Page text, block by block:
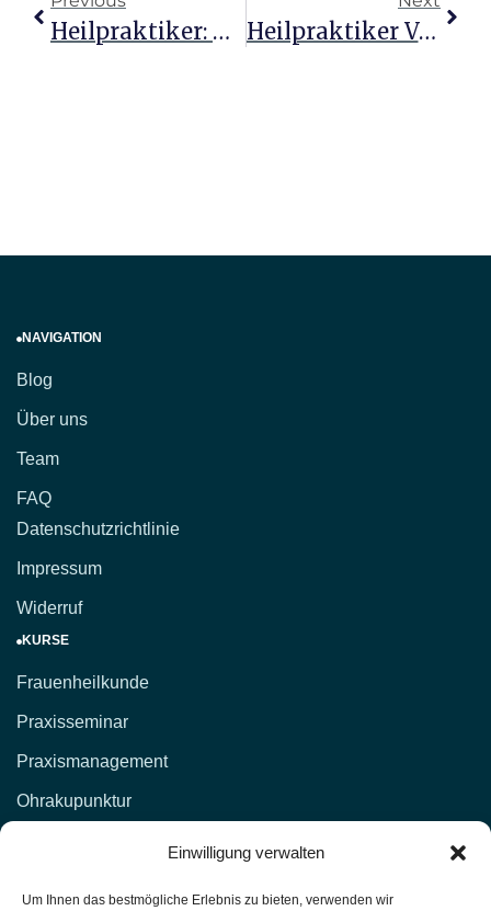
Einwilligung verwalten
Um Ihnen das bestmögliche Erlebnis zu bieten, verwenden wir
Heilpraktiker: Natürliche Wege Zur Gesundheit Entdecken Heilpraktiker Vs Naturheilkunde: Unterschiede Verstehen
NAVIGATION
Blog
Über uns
Team
FAQ
Datenschutzrichtlinie
Impressum
Widerruf
KURSE
Frauenheilkunde
Praxisseminar
Praxismanagement
Ohrakupunktur